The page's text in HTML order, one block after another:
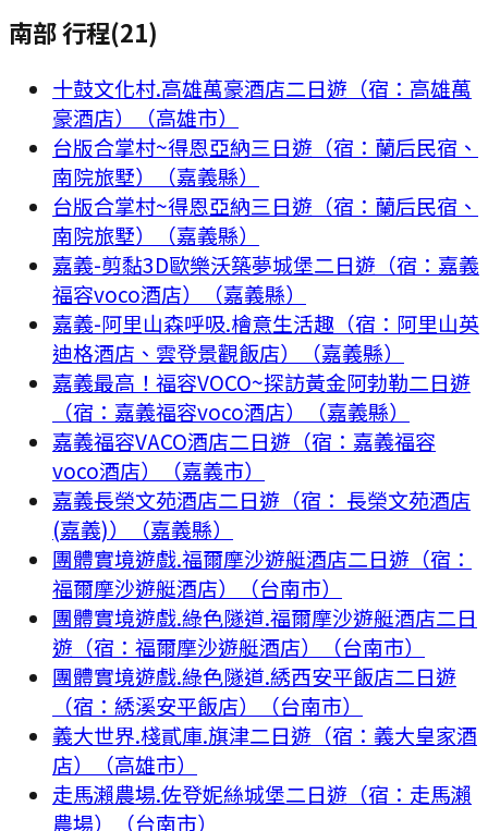
南部 行程(21)
十鼓文化村.高雄萬豪酒店二日遊（宿：高雄萬
豪酒店）（高雄市）
台版合掌村~得恩亞納三日遊（宿：蘭后民宿、
南院旅墅）（嘉義縣）
台版合掌村~得恩亞納三日遊（宿：蘭后民宿、
南院旅墅）（嘉義縣）
嘉義-剪黏3D歐樂沃築夢城堡二日遊（宿：嘉義
福容voco酒店）（嘉義縣）
嘉義-阿里山森呼吸.檜意生活趣（宿：阿里山英
迪格酒店、雲登景觀飯店）（嘉義縣）
嘉義最高！福容VOCO~探訪黃金阿勃勒二日遊
（宿：嘉義福容voco酒店）（嘉義縣）
嘉義福容VACO酒店二日遊（宿：嘉義福容
voco酒店）（嘉義市）
嘉義長榮文苑酒店二日遊（宿： 長榮文苑酒店
(嘉義)）（嘉義縣）
團體實境遊戲.福爾摩沙遊艇酒店二日遊（宿：
福爾摩沙遊艇酒店）（台南市）
團體實境遊戲.綠色隧道.福爾摩沙遊艇酒店二日
遊（宿：福爾摩沙遊艇酒店）（台南市）
團體實境遊戲.綠色隧道.綉西安平飯店二日遊
（宿：綉溪安平飯店）（台南市）
義大世界.棧貳庫.旗津二日遊（宿：義大皇家酒
店）（高雄市）
走馬瀨農場.佐登妮絲城堡二日遊（宿：走馬瀨
農場）（台南市）